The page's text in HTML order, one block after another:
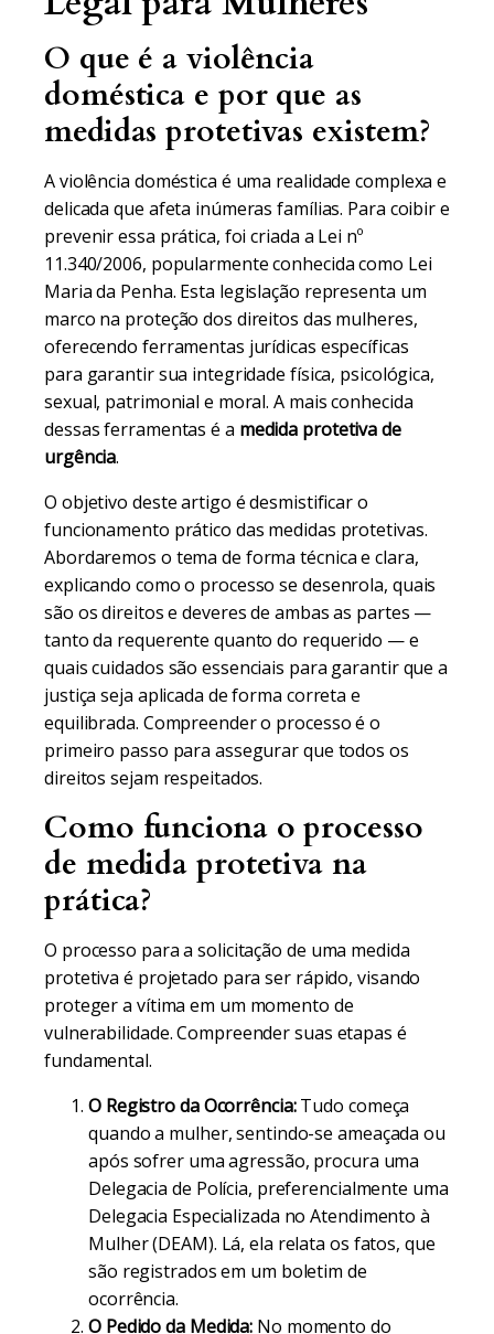
O que é a violência
doméstica e por que as
medidas protetivas existem?
A violência doméstica é uma realidade complexa e
delicada que afeta inúmeras famílias. Para coibir e
prevenir essa prática, foi criada a Lei nº
11.340/2006, popularmente conhecida como Lei
Maria da Penha. Esta legislação representa um
marco na proteção dos direitos das mulheres,
oferecendo ferramentas jurídicas específicas
para garantir sua integridade física, psicológica,
sexual, patrimonial e moral. A mais conhecida
dessas ferramentas é a medida protetiva de
urgência.
O objetivo deste artigo é desmistificar o
funcionamento prático das medidas protetivas.
Abordaremos o tema de forma técnica e clara,
explicando como o processo se desenrola, quais
são os direitos e deveres de ambas as partes —
tanto da requerente quanto do requerido — e
quais cuidados são essenciais para garantir que a
justiça seja aplicada de forma correta e
equilibrada. Compreender o processo é o
primeiro passo para assegurar que todos os
direitos sejam respeitados.
Como funciona o processo
de medida protetiva na
prática?
O processo para a solicitação de uma medida
protetiva é projetado para ser rápido, visando
proteger a vítima em um momento de
vulnerabilidade. Compreender suas etapas é
fundamental.
O Registro da Ocorrência:Tudo começa
quando a mulher, sentindo-se ameaçada ou
após sofrer uma agressão, procura uma
Delegacia de Polícia, preferencialmente uma
Delegacia Especializada no Atendimento à
Mulher (DEAM). Lá, ela relata os fatos, que
são registrados em um boletim de
ocorrência.
O Pedido da Medida: No momento do